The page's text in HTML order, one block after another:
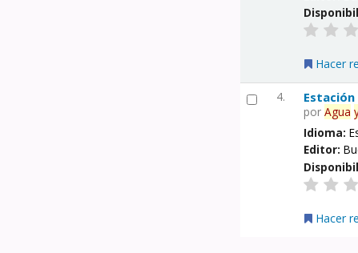
Hacer
4.
porAgua
Idioma:
Editor:
Hacer